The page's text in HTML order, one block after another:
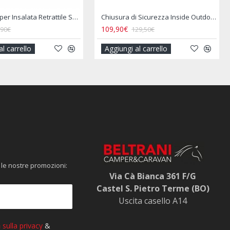
Chiusura di Sicurezza Inside Outdoor Lock - THULE
Aggiungi al carrello
11,90€
Aggiungi al carrello
nostre promozioni:
Via Cà Bianca 361 F/G
Castel S. Pietro Terme (BO)
Uscita casello A14